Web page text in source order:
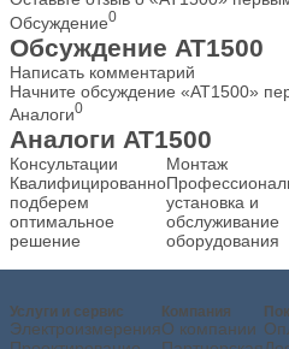
Обсуждение0
Обсуждение AT1500
Написать комментарий
Начните обсуждение «AT1500»
Аналоги0
Аналоги AT1500
Консультации
Квалифицированно
подберем
оптимальное
решение
Монтаж
установка и
обслуживание
оборудования
Услуги и сервис
Электроизмерения
Компания
О компании